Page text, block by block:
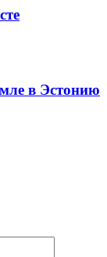
в Эстонию